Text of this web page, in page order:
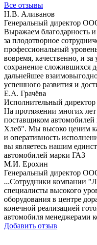
Все отзывы
Н.В. Аливанов
Генеральный директор
Выражаем благодарность
за плодотворное
профессиональный
вовремя, качественно, и
сохранение сложившихся
дальнейшее
успешного развития и
Е.А. Грачёва
Исполнительный
На протяжении многих лет
поставщиком
Хлеб". Мы высоко ценим
и оперативность
вы являетесь нашим
автомобилей марки ГАЗ
М.И. Ерохин
Генеральный директор
...Сотрудники компании
специалисты высокого
оборудования в центре
конечной реализацией
автомобиля менеджерами
Добавить отзыв